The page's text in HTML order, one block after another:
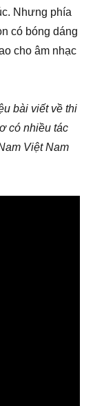
Nhưng phía
có bóng dáng
cho âm nhạc
bài viết về thi
có nhiều tác
Việt Nam